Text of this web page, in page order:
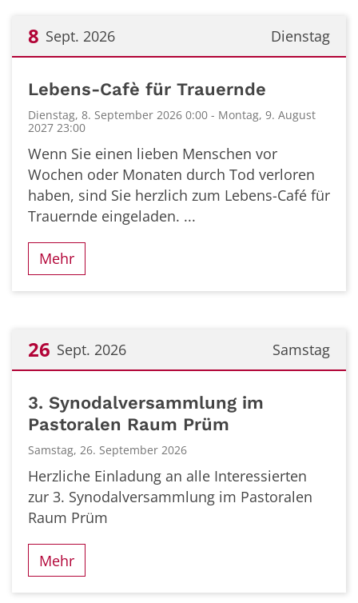
Dienstag
8 Sept. 2026
Lebens-Cafè für Trauernde
Dienstag, 8. September 2026 0:00 - Montag, 9. August
2027 23:00
Wenn Sie einen lieben Menschen vor
Wochen oder Monaten durch Tod verloren
haben, sind Sie herzlich zum Lebens-Café für
Trauernde eingeladen. ...
Mehr
Samstag
26 Sept. 2026
3. Synodalversammlung im
Pastoralen Raum Prüm
Samstag, 26. September 2026
Herzliche Einladung an alle Interessierten
zur 3. Synodalversammlung im Pastoralen
Raum Prüm
Mehr